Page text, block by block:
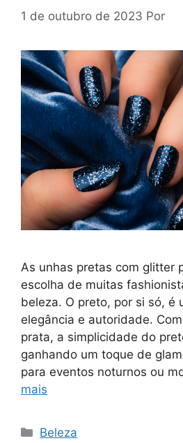
1 de outubro de 2023 Por
As unhas pretas com glitter
escolha de muitas
beleza. O preto, por si só, é
elegância e autoridade.
prata, a simplicidade do
ganhando um toque de
para eventos noturnos ou
mais
Categorias
Beleza